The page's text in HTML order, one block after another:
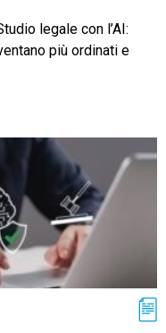
legale con l’AI:
più ordinati e